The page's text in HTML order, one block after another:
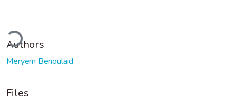
Authors
Meryem Benoulaid
Files